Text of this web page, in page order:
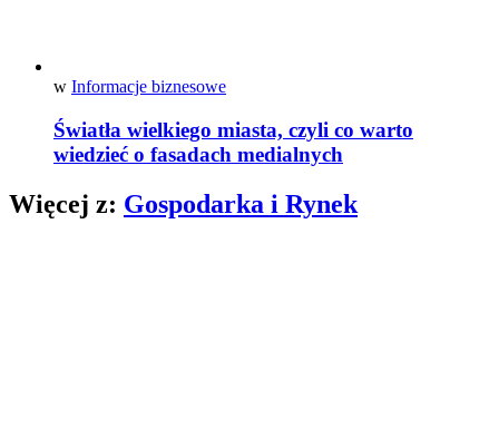
w Informacje biznesowe
Światła wielkiego miasta, czyli co warto
wiedzieć o fasadach medialnych
Więcej z: Gospodarka i Rynek